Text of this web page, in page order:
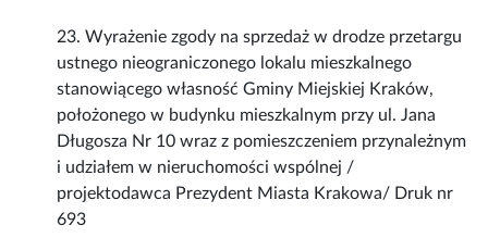
23. Wyrażenie zgody na sprzedaż w drodze przetargu
ustnego nieograniczonego lokalu mieszkalnego
stanowiącego własność Gminy Miejskiej Kraków,
położonego w budynku mieszkalnym przy ul. Jana
Długosza Nr 10 wraz z pomieszczeniem przynależnym
i udziałem w nieruchomości wspólnej /
projektodawca Prezydent Miasta Krakowa/ Druk nr
693